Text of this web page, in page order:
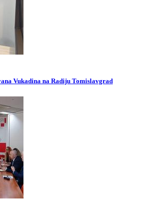
Vukadina na Radiju Tomislavgrad